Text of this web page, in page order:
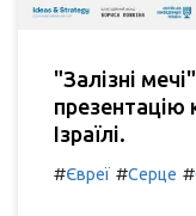
"Залізні
презентацію
Ізраїлі.
#Євреї #Серце #